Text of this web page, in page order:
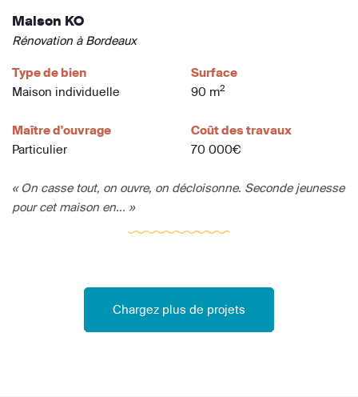
Maison KO
Rénovation à Bordeaux
Type de bien
Maison individuelle
Surface
90 m2
Maître d'ouvrage
Particulier
Coût des travaux
70 000€
« On casse tout, on ouvre, on décloisonne. Seconde jeunesse
pour cet maison en... »
Chargez plus de projets